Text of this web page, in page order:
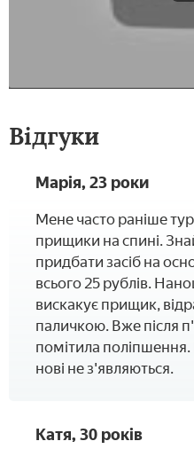
Відгуки
Марія, 23 роки
Мене часто раніше
прищики на спині.
придбати засіб на
всього 25 рублів.
вискакує прищик,
паличкою. Вже після
помітила поліпшення.
нові не з'являються.
Катя, 30 років